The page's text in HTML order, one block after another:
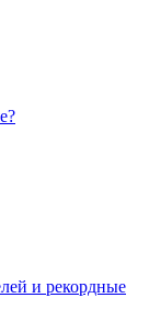
и рекордные